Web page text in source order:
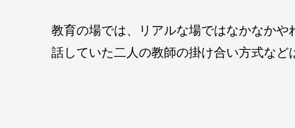
教育の場では、リアルな場ではなかなか
話していた二人の教師の掛け合い方式など